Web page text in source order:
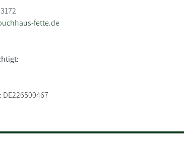
fette.de
DE226500467